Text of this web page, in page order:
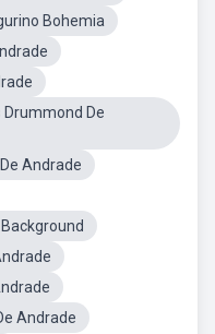
Bohemia
Drummond De
Andrade
Andrade